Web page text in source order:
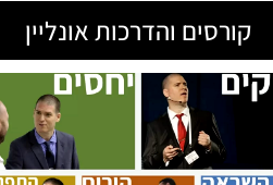
קורסים והדרכות אונליין